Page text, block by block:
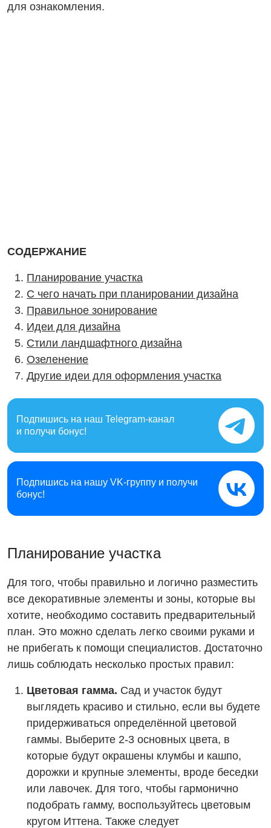
для ознакомления.
СОДЕРЖАНИЕ
Планирование участка
С чего начать при планировании дизайна
Правильное зонирование
Идеи для дизайна
Стили ландшафтного дизайна
Озеленение
Другие идеи для оформления участка
Подпишись на наш Telegram-канал
и получи бонус!
Подпишись на нашу VK-группу и получи
бонус!
Планирование участка
Для того, чтобы правильно и логично разместить
все декоративные элементы и зоны, которые вы
хотите, необходимо составить предварительный
план. Это можно сделать легко своими руками и
не прибегать к помощи специалистов. Достаточно
лишь соблюдать несколько простых правил:
Цветовая гамма. Сад и участок будут
выглядеть красиво и стильно, если вы будете
придерживаться определённой цветовой
гаммы. Выберите 2-3 основных цвета, в
которые будут окрашены клумбы и кашпо,
дорожки и крупные элементы, вроде беседки
или лавочек. Для того, чтобы гармонично
подобрать гамму, воспользуйтесь цветовым
кругом Иттена. Также следует